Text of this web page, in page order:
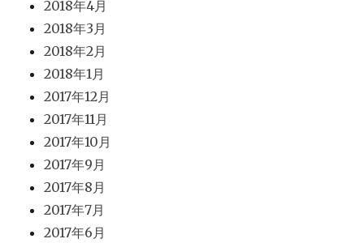
2018年4月
2018年3月
2018年2月
2018年1月
2017年12月
2017年11月
2017年10月
2017年9月
2017年8月
2017年7月
2017年6月